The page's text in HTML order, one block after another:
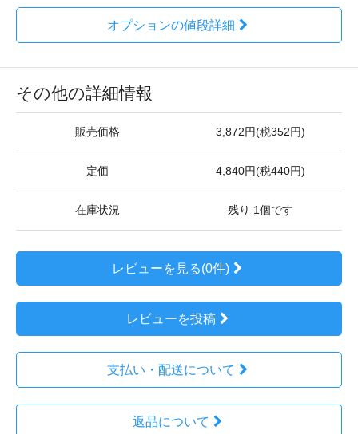
オプションの値段詳細
その他の詳細情報
販売価格 3,872円(税352円)
定価 4,840円(税440円)
在庫状況 残り 1個です
レビューを見る(0件)
レビューを投稿
支払い・配送について
返品について